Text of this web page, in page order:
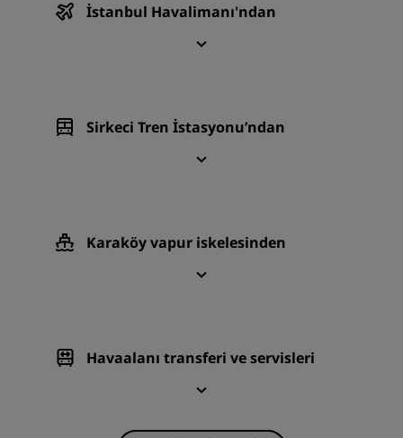
İstanbul Havalimanı'ndan
Sirkeci Tren İstasyonu’ndan
Karaköy vapur iskelesinden
Havaalanı transferi ve servisleri